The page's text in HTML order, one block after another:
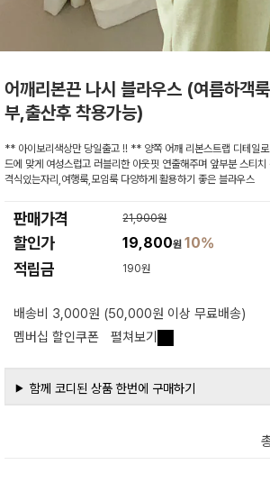
어깨리본끈 나시 블라우스 (여름하객
부,출산후 착용가능)
** 아이보리색상만 당일출고 !! ** 양쪽 어깨 리본스트랩 디테일
드에 맞게 여성스럽고 러블리한 아웃핏 연출해주며 앞부분 스티
격식있는자리,여행룩,모임룩 다양하게 활용하기 좋은 블라우스
판매가격 21,900원
할인가 19,800원10%
적립금 190원
배송비 3,000원 (50,000원 이상 무료배송)
멤버십 할인쿠폰
펼쳐보기
함께 코디된 상품 한번에 구매하기